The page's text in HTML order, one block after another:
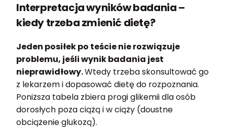
Interpretacja wyników badania –
kiedy trzeba zmienić dietę?
Jeden posiłek po teście nie rozwiązuje
problemu, jeśli wynik badania jest
nieprawidłowy.Wtedy trzeba skonsultować go
z lekarzem i dopasować dietę do rozpoznania.
Poniższa tabela zbiera progi glikemii dla osób
dorosłych poza ciążą i w ciąży (doustne
obciążenie glukozą).